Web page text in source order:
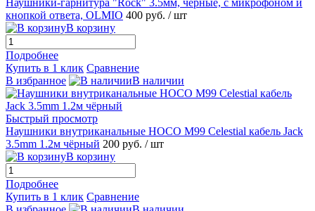
кнопкой ответа, OLMIO 400 руб. / шт
В корзину
Подробнее
Купить в 1 клик Сравнение
В избранное
В наличии
Быстрый просмотр
Наушники внутриканальные HOCO M99 Celestial кабель Jack
3.5mm 1.2м чёрный 200 руб. / шт
В корзину
Подробнее
Купить в 1 клик Сравнение